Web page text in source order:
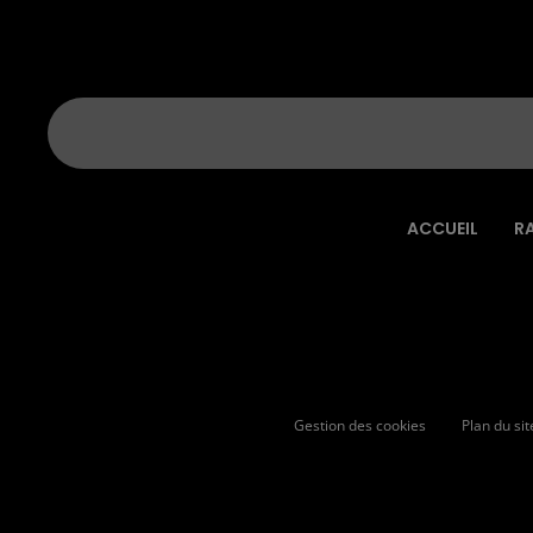
ACCUEIL
Gestion des cookies Plan du